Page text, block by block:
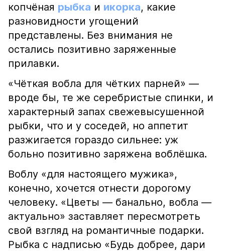
копчёная рыбка и икорка, какие
разновидности угощений
представлены. Без внимания не
остались позитивно заряженные
прилавки.
«Чёткая вобла для чётких парней» —
вроде бы, те же серебристые спинки, и
характерный запах свежевысушенной
рыбки, что и у соседей, но аппетит
разжигается гораздо сильнее: уж
больно позитивно заряжена воблёшка.
Воблу «для настоящего мужика»,
конечно, хочется отнести дорогому
человеку. «Цветы — банально, вобла —
актуально» заставляет пересмотреть
свой взгляд на романтичные подарки.
Рыбка с надписью «Будь добрее, дари